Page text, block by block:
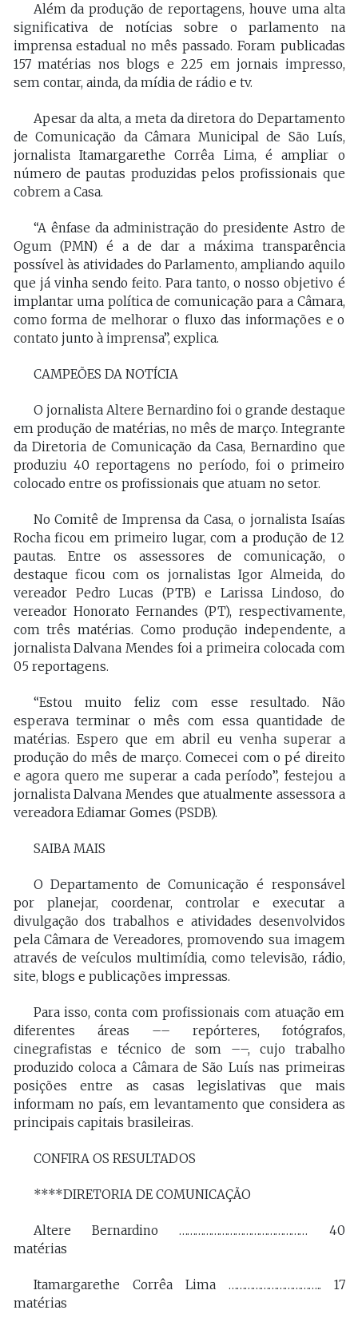
Além da produção de reportagens, houve uma alta
significativa de notícias sobre o parlamento na
imprensa estadual no mês passado. Foram publicadas
157 matérias nos blogs e 225 em jornais impresso,
sem contar, ainda, da mídia de rádio e tv.
Apesar da alta, a meta da diretora do Departamento
de Comunicação da Câmara Municipal de São Luís,
jornalista Itamargarethe Corrêa Lima, é ampliar o
número de pautas produzidas pelos profissionais que
cobrem a Casa.
“A ênfase da administração do presidente Astro de
Ogum (PMN) é a de dar a máxima transparência
possível às atividades do Parlamento, ampliando aquilo
que já vinha sendo feito. Para tanto, o nosso objetivo é
implantar uma política de comunicação para a Câmara,
como forma de melhorar o fluxo das informações e o
contato junto à imprensa”, explica.
CAMPEÕES DA NOTÍCIA
O jornalista Altere Bernardino foi o grande destaque
em produção de matérias, no mês de março. Integrante
da Diretoria de Comunicação da Casa, Bernardino que
produziu 40 reportagens no período, foi o primeiro
colocado entre os profissionais que atuam no setor.
No Comitê de Imprensa da Casa, o jornalista Isaías
Rocha ficou em primeiro lugar, com a produção de 12
pautas. Entre os assessores de comunicação, o
destaque ficou com os jornalistas Igor Almeida, do
vereador Pedro Lucas (PTB) e Larissa Lindoso, do
vereador Honorato Fernandes (PT), respectivamente,
com três matérias. Como produção independente, a
jornalista Dalvana Mendes foi a primeira colocada com
05 reportagens.
“Estou muito feliz com esse resultado. Não
esperava terminar o mês com essa quantidade de
matérias. Espero que em abril eu venha superar a
produção do mês de março. Comecei com o pé direito
e agora quero me superar a cada período”, festejou a
jornalista Dalvana Mendes que atualmente assessora a
vereadora Ediamar Gomes (PSDB).
SAIBA MAIS
O Departamento de Comunicação é responsável
por planejar, coordenar, controlar e executar a
divulgação dos trabalhos e atividades desenvolvidos
pela Câmara de Vereadores, promovendo sua imagem
através de veículos multimídia, como televisão, rádio,
site, blogs e publicações impressas.
Para isso, conta com profissionais com atuação em
diferentes áreas –– repórteres, fotógrafos,
cinegrafistas e técnico de som ––, cujo trabalho
produzido coloca a Câmara de São Luís nas primeiras
posições entre as casas legislativas que mais
informam no país, em levantamento que considera as
principais capitais brasileiras.
CONFIRA OS RESULTADOS
****DIRETORIA DE COMUNICAÇÃO
Altere Bernardino ………………………………………… 40
matérias
Itamargarethe Corrêa Lima …………………………….. 17
matérias